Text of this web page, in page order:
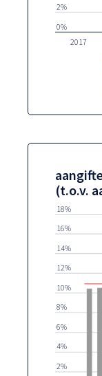
2017
0%
2%
(t.o.v.
2%
4%
6%
8%
10%
12%
14%
16%
18%